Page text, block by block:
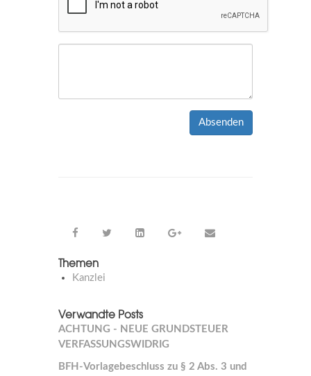
Absenden
Themen
Kanzlei
Verwandte Posts
ACHTUNG - NEUE GRUNDSTEUER
VERFASSUNGSWIDRIG
BFH-Vorlagebeschluss zu § 2 Abs. 3 und